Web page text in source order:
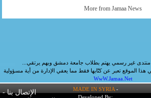
More from Jamaa News
غير رسمي يهتم بطلاب جامعة دمشق وبهم يرتقي...
هذا الموقع تعبر عن كتّابها فقط مما يعفي الإدارة من أية مسؤولية
WwW.Jamaa.Net
MADE IN SYRIA-
الإتصال بنا-